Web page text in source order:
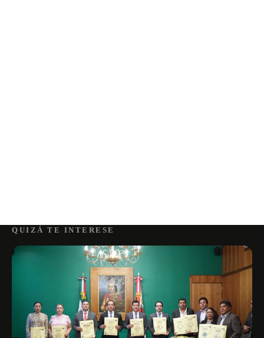
QUIZÁ TE INTERESE